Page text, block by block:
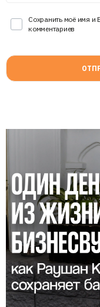
Сохранить моё имя и
комментариев